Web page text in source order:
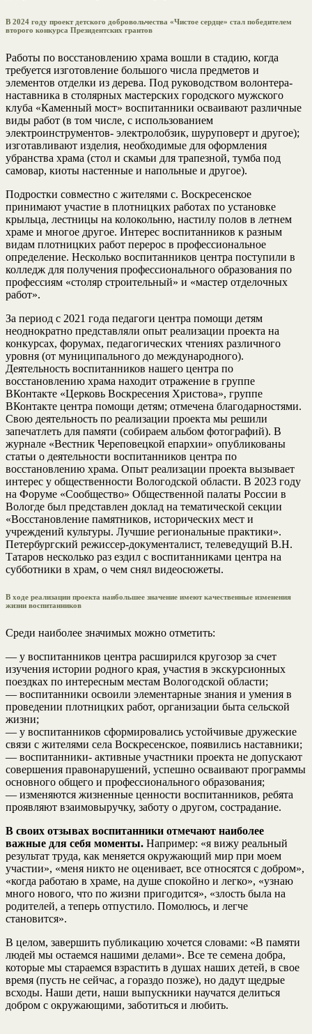
В 2024 году проект детского добровольчества «Чистое сердце» стал победителем
второго конкурса Президентских грантов
Работы по восстановлению храма вошли в стадию, когда
требуется изготовление большого числа предметов и
элементов отделки из дерева. Под руководством волонтера-
наставника в столярных мастерских городского мужского
клуба «Каменный мост» воспитанники осваивают различные
виды работ (в том числе, с использованием
электроинструментов- электролобзик, шуруповерт и другое);
изготавливают изделия, необходимые для оформления
убранства храма (стол и скамьи для трапезной, тумба под
самовар, киоты настенные и напольные и другое).
Подростки совместно с жителями с. Воскресенское
принимают участие в плотницких работах по установке
крыльца, лестницы на колокольню, настилу полов в летнем
храме и многое другое. Интерес воспитанников к разным
видам плотницких работ перерос в профессиональное
определение. Несколько воспитанников центра поступили в
колледж для получения профессионального образования по
профессиям «столяр строительный» и «мастер отделочных
работ».
За период с 2021 года педагоги центра помощи детям
неоднократно представляли опыт реализации проекта на
конкурсах, форумах, педагогических чтениях различного
уровня (от муниципального до международного).
Деятельность воспитанников нашего центра по
восстановлению храма находит отражение в группе
ВКонтакте «Церковь Воскресения Христова», группе
ВКонтакте центра помощи детям; отмечена благодарностями.
Свою деятельность по реализации проекта мы решили
запечатлеть для памяти (собираем альбом фотографий). В
журнале «Вестник Череповецкой епархии» опубликованы
статьи о деятельности воспитанников центра по
восстановлению храма. Опыт реализации проекта вызывает
интерес у общественности Вологодской области. В 2023 году
на Форуме «Сообщество» Общественной палаты России в
Вологде был представлен доклад на тематической секции
«Восстановление памятников, исторических мест и
учреждений культуры. Лучшие региональные практики».
Петербургский режиссер-документалист, телеведущий В.Н.
Татаров несколько раз ездил с воспитанниками центра на
субботники в храм, о чем снял видеосюжеты.
В ходе реализации проекта наибольшее значение имеют качественные изменения
жизни воспитанников
Среди наиболее значимых можно отметить:
— у воспитанников центра расширился кругозор за счет
изучения истории родного края, участия в экскурсионных
поездках по интересным местам Вологодской области;
— воспитанники освоили элементарные знания и умения в
проведении плотницких работ, организации быта сельской
жизни;
— у воспитанников сформировались устойчивые дружеские
связи с жителями села Воскресенское, появились наставники;
— воспитанники- активные участники проекта не допускают
совершения правонарушений, успешно осваивают программы
основного общего и профессионального образования;
— изменяются жизненные ценности воспитанников, ребята
проявляют взаимовыручку, заботу о другом, сострадание.
В своих отзывах воспитанники отмечают наиболее
важные для себя моменты. Например: «я вижу реальный
результат труда, как меняется окружающий мир при моем
участии», «меня никто не оценивает, все относятся с добром»,
«когда работаю в храме, на душе спокойно и легко», «узнаю
много нового, что по жизни пригодится», «злость была на
родителей, а теперь отпустило. Помолюсь, и легче
становится».
В целом, завершить публикацию хочется словами: «В памяти
людей мы остаемся нашими делами». Все те семена добра,
которые мы стараемся взрастить в душах наших детей, в свое
время (пусть не сейчас, а гораздо позже), но дадут щедрые
всходы. Наши дети, наши выпускники научатся делиться
добром с окружающими, заботиться и любить.